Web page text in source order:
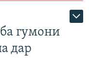
гумони
дар